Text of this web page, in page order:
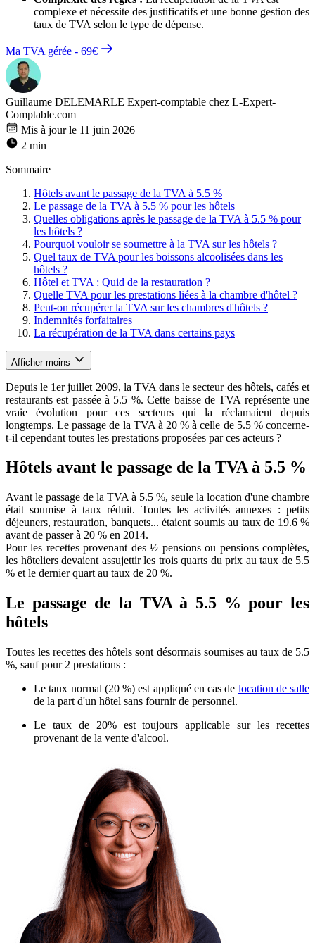
complexe et nécessite des justificatifs et une bonne gestion des
taux de TVA selon le type de dépense.
Ma TVA gérée - 69€
Guillaume DELEMARLE Expert-comptable chez L-Expert-
Comptable.com
Mis à jour le 11 juin 2026
2 min
Sommaire
Hôtels avant le passage de la TVA à 5.5 %
Le passage de la TVA à 5.5 % pour les hôtels
Quelles obligations après le passage de la TVA à 5.5 % pour
les hôtels ?
Pourquoi vouloir se soumettre à la TVA sur les hôtels ?
Quel taux de TVA pour les boissons alcoolisées dans les
hôtels ?
Hôtel et TVA : Quid de la restauration ?
Quelle TVA pour les prestations liées à la chambre d'hôtel ?
Peut-on récupérer la TVA sur les chambres d'hôtels ?
Indemnités forfaitaires
La récupération de la TVA dans certains pays
Afficher moins
Depuis le 1er juillet 2009, la TVA dans le secteur des hôtels, cafés et
restaurants est passée à 5.5 %. Cette baisse de TVA représente une
vraie évolution pour ces secteurs qui la réclamaient depuis
longtemps. Le passage de la TVA à 20 % à celle de 5.5 % concerne-
t-il cependant toutes les prestations proposées par ces acteurs ?
Hôtels avant le passage de la TVA à 5.5 %
Avant le passage de la TVA à 5.5 %, seule la location d'une chambre
était soumise à taux réduit. Toutes les activités annexes : petits
déjeuners, restauration, banquets... étaient soumis au taux de 19.6 %
avant de passer à 20 % en 2014.
Pour les recettes provenant des ½ pensions ou pensions complètes,
les hôteliers devaient assujettir les trois quarts du prix au taux de 5.5
% et le dernier quart au taux de 20 %.
Le passage de la TVA à 5.5 % pour les
hôtels
Toutes les recettes des hôtels sont désormais soumises au taux de 5.5
%, sauf pour 2 prestations :
Le taux normal (20 %) est appliqué en cas de location de salle
de la part d'un hôtel sans fournir de personnel.
Le taux de 20% est toujours applicable sur les recettes
provenant de la vente d'alcool.